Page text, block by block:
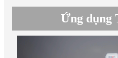
Ứng dụng